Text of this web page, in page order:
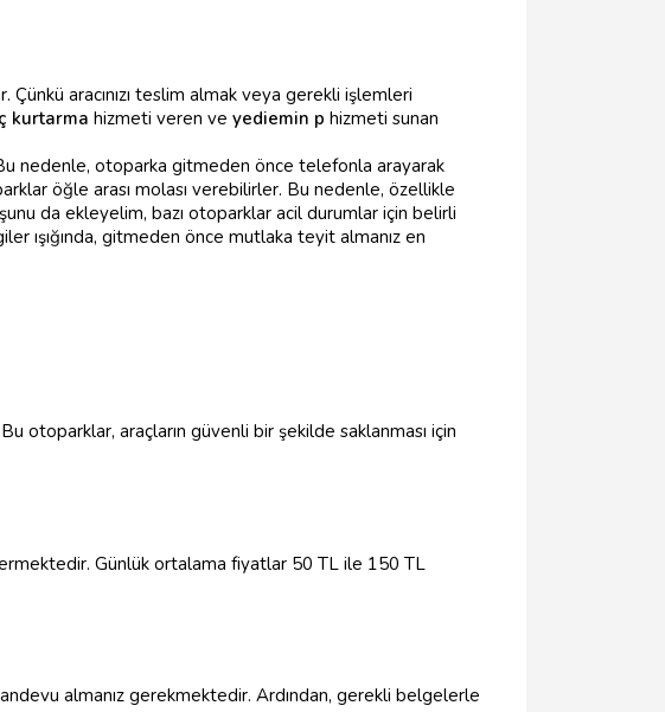
aracınızı teslim almak veya gerekli işlemleri
kurtarma hizmeti veren ve yediemin p hizmeti sunan
nedenle, otoparka gitmeden önce telefonla arayarak
öğle arası molası verebilirler. Bu nedenle, özellikle
da ekleyelim, bazı otoparklar acil durumlar için belirli
ışığında, gitmeden önce mutlaka teyit almanız en
otoparklar, araçların güvenli bir şekilde saklanması için
Günlük ortalama fiyatlar 50 TL ile 150 TL
almanız gerekmektedir. Ardından, gerekli belgelerle